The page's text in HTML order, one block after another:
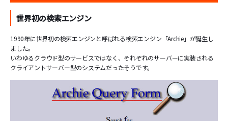
世界初の検索エンジン
1990年に世界初の検索エンジンと呼ばれる検索エンジン「Archie」が誕生し
ました。
いわゆるクラウド型のサービスではなく、それぞれのサーバーに実装される
クライアントサーバー型のシステムだったそうです。